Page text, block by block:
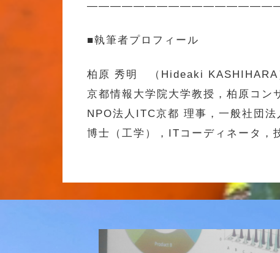
■執筆者プロフィール
柏原 秀明 （Hideaki KASHIHARA
京都情報大学院大学教授，柏原コン
NPO法人ITC京都 理事，一般社団
博士（工学），ITコーディネータ，